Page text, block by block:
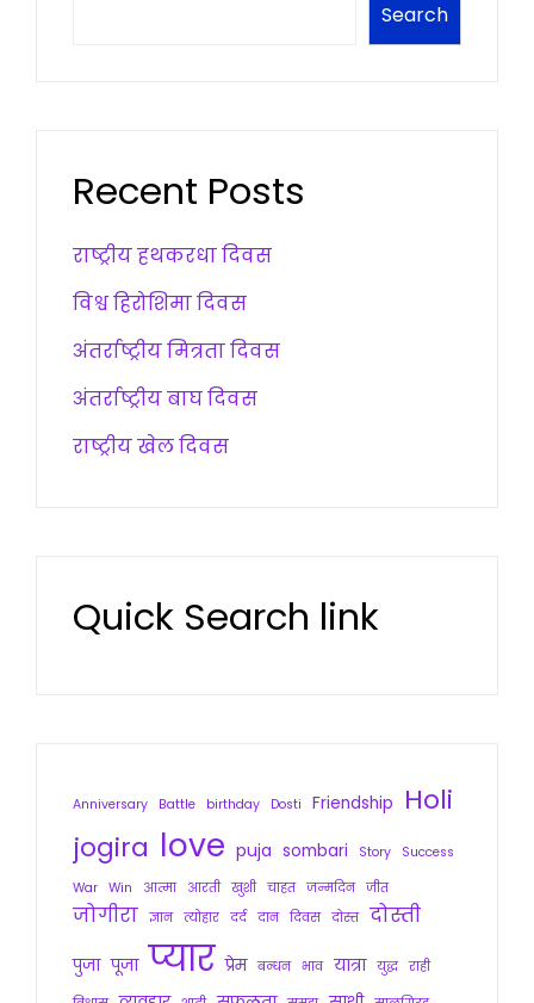
Search
Recent Posts
राष्ट्रीय हथकरधा दिवस
विश्व हिरोशिमा दिवस
अंतर्राष्ट्रीय मित्रता दिवस
अंतर्राष्ट्रीय बाघ दिवस
राष्ट्रीय खेल दिवस
Quick Search link
Anniversary Battle birthday Dosti Friendship
Holi
jogira love puja sombari Story
Success
War Win आत्मा आरती खुशी चाहत जन्मदिन जीत
जोगीरा ज्ञान त्योहार दर्द दान दिवस दोस्त दोस्ती
पुजा पूजा प्यार प्रेम बन्धन भाव यात्रा युद्ध राही